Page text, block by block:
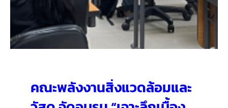
คณะพลังงานสิ่งแวดล้อมและ